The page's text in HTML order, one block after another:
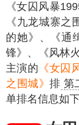
《女囚风暴
《九龙城寨
的她》、《通
锋》、《风林
主演的 《女囚
之围城》排 第
单排名信息如下